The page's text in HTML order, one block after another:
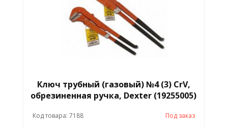
Ключ трубный (газовый) №4 (3) CrV,
обрезиненная ручка, Dexter (19255005)
Код товара: 7188 Под заказ